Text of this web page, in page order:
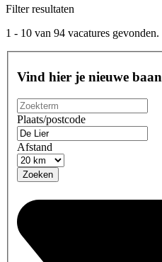
Filter resultaten
1 - 10 van 94 vacatures gevonden.
Vind hier je nieuwe baan
Plaats/postcode
Afstand
Zoeken